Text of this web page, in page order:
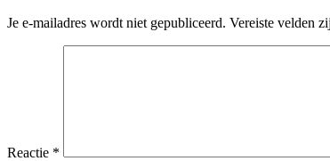
Je e-mailadres wordt niet gepubliceerd. Vereiste velden
Reactie *